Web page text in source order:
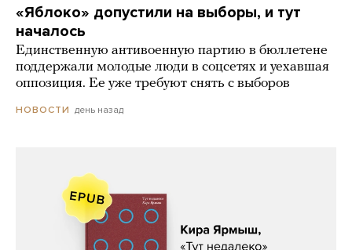
«Яблоко» допустили на выборы, и тут
началось
Единственную антивоенную партию в бюллетене
поддержали молодые люди в соцсетях и уехавшая
оппозиция. Ее уже требуют снять с выборов
НОВОСТИ день назад